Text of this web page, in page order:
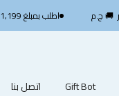
اطلب بمبلغ 1,199 جنيه أو أكثر واستمتع بشحن سريع مجاني — استخدم الكود
Gift Bot اتصل بنا